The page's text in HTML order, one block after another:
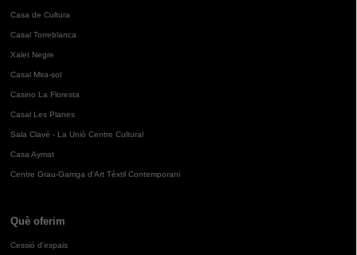
Casa de Cultura
Casal Torreblanca
Xalet Negre
Casal Mira-sol
Casino La Floresta
Casal Les Planes
Sala Clavé - La Unió Centre Cultural
Casa Aymat
Centre Grau-Garriga d'Art Tèxtil Contemporani
Què oferim
Cessió d'espais